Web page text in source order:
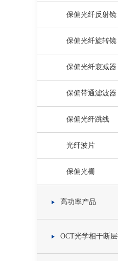
保偏光纤反射镜
保偏光纤旋转镜
保偏光纤衰减器
保偏带通滤波器
保偏光纤跳线
光纤波片
保偏光栅
高功率产品
OCT光学相干断